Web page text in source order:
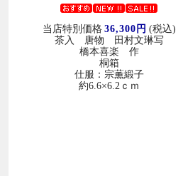
当店特別価格 36,300円 (税込)
茶入 唐物 田村文琳写
橋本喜楽 作
桐箱
仕服：宗薫緞子
約6.6×6.2ｃｍ